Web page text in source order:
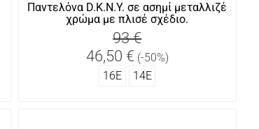
Παντελόνα D.K.N.Y. σε ασημί μεταλλιζέ
χρώμα με πλισέ σχέδιο.
93 €
46,50 € (-50%)
16Ε
14Ε